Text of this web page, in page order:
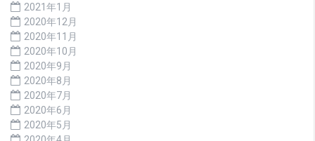
2021年1月
2020年12月
2020年11月
2020年10月
2020年9月
2020年8月
2020年7月
2020年6月
2020年5月